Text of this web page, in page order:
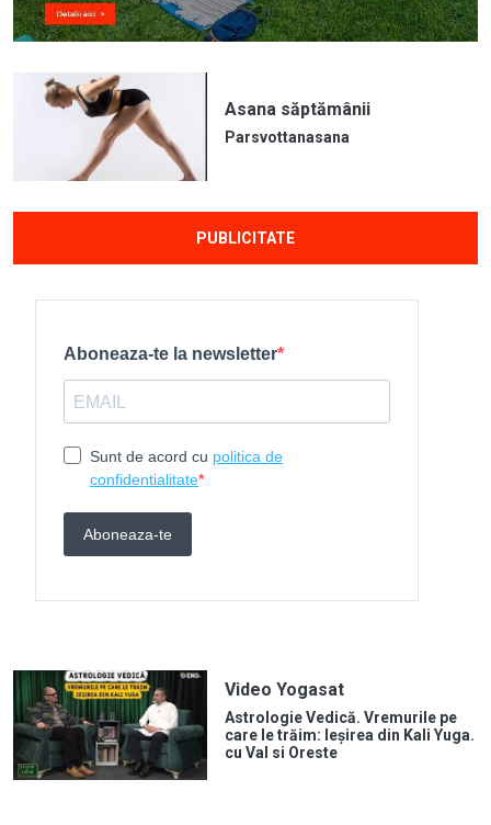
Asana săptămânii
Parsvottanasana
PUBLICITATE
Video Yogasat
Astrologie Vedică. Vremurile pe
care le trăim: Ieșirea din Kali Yuga.
cu Val si Oreste